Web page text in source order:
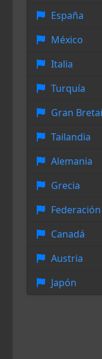
España
México
Italia
Turquía
Gran
Tailandia
Alemania
Grecia
Canadá
Austria
Japón